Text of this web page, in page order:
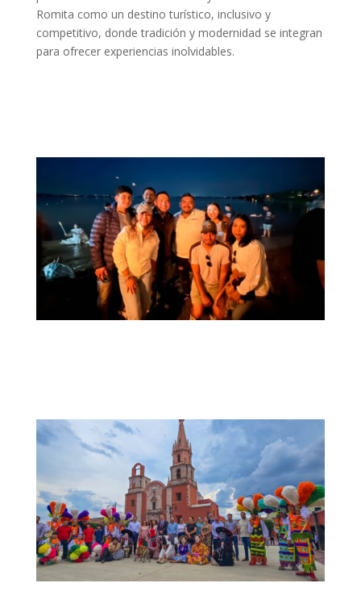
Romita como un destino turístico, inclusivo y
competitivo, donde tradición y modernidad se integran
para ofrecer experiencias inolvidables.